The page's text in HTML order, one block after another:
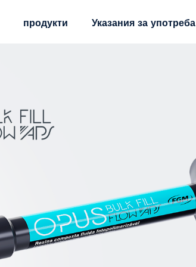
продукти Указания за употреба